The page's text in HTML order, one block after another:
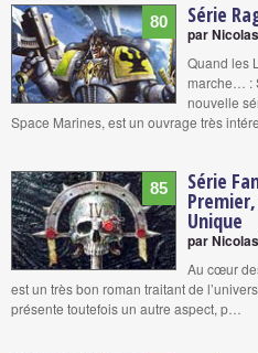
80 Série
par
Quand les
marche… :
nouvelle
Space Marines, est un ouvrage très
85 Série
Unique
par
Au cœur
est un très bon roman traitant de
présente toutefois un autre aspect, p…